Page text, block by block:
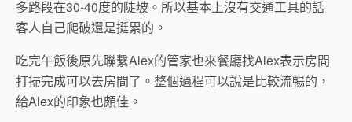
多路段在30-40度的陡坡。所以基本上沒有交通工具的話
客人自己爬破還是挺累的。
吃完午飯後原先聯繫Alex的管家也來餐廳找Alex表示房間
打掃完成可以去房間了。整個過程可以說是比較流暢的，
給Alex的印象也頗佳。